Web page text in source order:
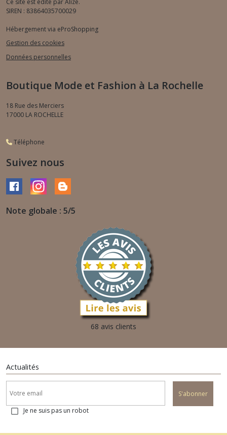
SIREN : 83864035700029
Hébergement via eProShopping
Gestion des cookies
Données personnelles
Boutique Mode et Fashion à La Rochelle
18 Rue des Merciers
17000 LA ROCHELLE
Téléphone
Suivez nous
Note globale : 5/5
68 avis clients
Actualités
S'abonner
Je ne suis pas un robot